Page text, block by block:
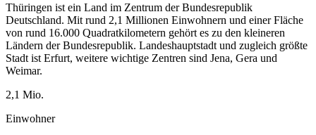
Thüringen ist ein Land im Zentrum der Bundesrepublik
Deutschland. Mit rund 2,1 Millionen Einwohnern und einer Fläche
von rund 16.000 Quadratkilometern gehört es zu den kleineren
Ländern der Bundesrepublik. Landeshauptstadt und zugleich größte
Stadt ist Erfurt, weitere wichtige Zentren sind Jena, Gera und
Weimar.
2,1 Mio.
Einwohner